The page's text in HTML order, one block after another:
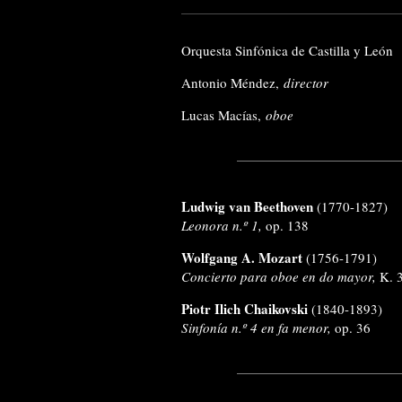
Orquesta Sinfónica de Castilla y León
Antonio Méndez, director
Lucas Macías, oboe
Ludwig van Beethoven (1770-1827)
Leonora n.º 1, op. 138
Wolfgang A. Mozart (1756-1791)
Concierto para oboe en do mayor, K.
Piotr Ilich Chaikovski (1840-1893)
Sinfonía n.º 4 en fa menor, op. 36